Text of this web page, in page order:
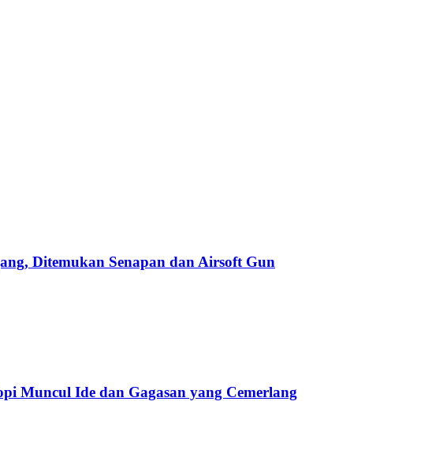
Ditemukan Senapan dan Airsoft Gun
Muncul Ide dan Gagasan yang Cemerlang